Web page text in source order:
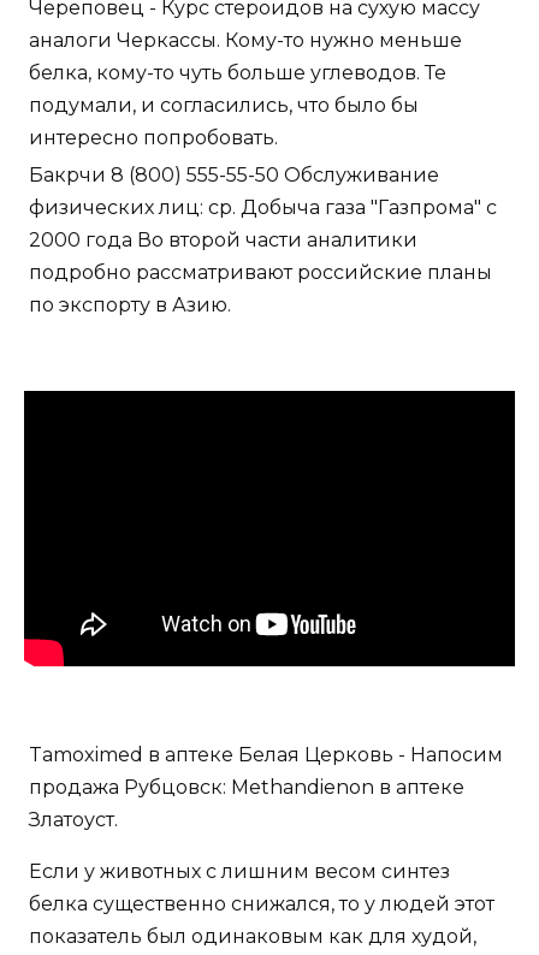
Череповец - Курс стероидов на сухую массу
аналоги Черкассы. Кому-то нужно меньше
белка, кому-то чуть больше углеводов. Те
подумали, и согласились, что было бы
интересно попробовать.
Бакрчи 8 (800) 555-55-50 Обслуживание
физических лиц: ср. Добыча газа "Газпрома" с
2000 года Во второй части аналитики
подробно рассматривают российские планы
по экспорту в Азию.
Tamoximed в аптеке Белая Церковь - Напосим
продажа Рубцовск: Methandienon в аптеке
Златоуст.
Если у животных с лишним весом синтез
белка существенно снижался, то у людей этот
показатель был одинаковым как для худой,